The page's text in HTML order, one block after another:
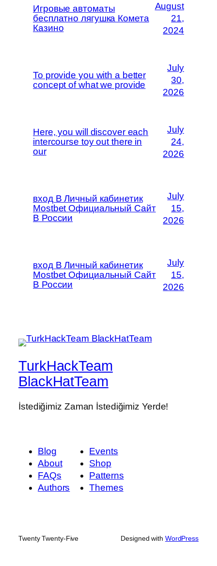
Игровые автоматы
бесплатно лягушка Комета
Казино
August
21,
2024
To provide you with a better
concept of what we provide
July
30,
2026
Here, you will discover each
intercourse toy out there in
our
July
24,
2026
вход В Личный кабинетик
Mostbet Официальный Сайт
В России
July
15,
2026
вход В Личный кабинетик
Mostbet Официальный Сайт
В России
July
15,
2026
TurkHackTeam
BlackHatTeam
İstediğimiz Zaman İstediğimiz Yerde!
Blog
About
FAQs
Authors
Events
Shop
Patterns
Themes
Twenty Twenty-Five Designed with WordPress